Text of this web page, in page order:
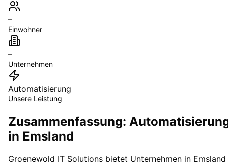
–
Einwohner
–
Unternehmen
Automatisierung
Unsere Leistung
Zusammenfassung:
in Emsland
Groenewold IT Solutions bietet Unternehmen in Emsland